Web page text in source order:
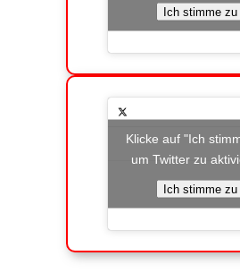
Ich stimme zu
Klicke auf "Ich
um Twitter zu
Ich stimme zu